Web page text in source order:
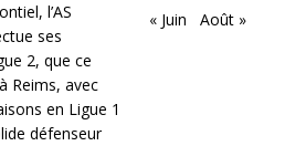
l’AS
ses
2, que ce
Reims, avec
en Ligue 1
défenseur
« Juin Août »